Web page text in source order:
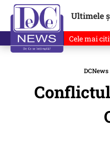
Ultimele
Cele mai
DCNews